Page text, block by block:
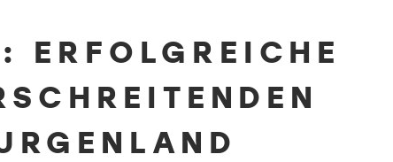
ERFOLGREICHE